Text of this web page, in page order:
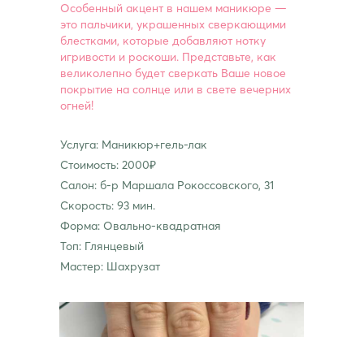
Услуга: Маникюр+гель-лак
Стоимость: 2000₽
Салон: б-р Маршала Рокоссовского, 31
Скорость: 93 мин.
Форма: Овально-квадратная
Топ: Глянцевый
Мастер: Шахрузат
Особенный акцент в нашем маникюре —
это пальчики, украшенных сверкающими
блестками, которые добавляют нотку
игривости и роскоши. Представьте, как
великолепно будет сверкать Ваше новое
покрытие на солнце или в свете вечерних
огней!